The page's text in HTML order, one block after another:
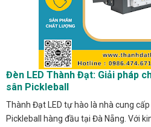
Đèn LED Thành Đạt: Giải pháp
sân Pickleball
Thành Đạt LED tự hào là nhà cung
Pickleball hàng đầu tại Đà Nẵng. Với